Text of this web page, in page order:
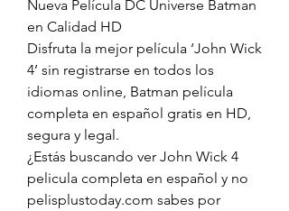
Nueva Película DC Universe Batman
en Calidad HD
Disfruta la mejor película ‘John Wick
4’ sin registrarse en todos los
idiomas online, Batman película
completa en español gratis en HD,
segura y legal.
¿Estás buscando ver John Wick 4
pelicula completa en español y no
pelisplustoday.com sabes por